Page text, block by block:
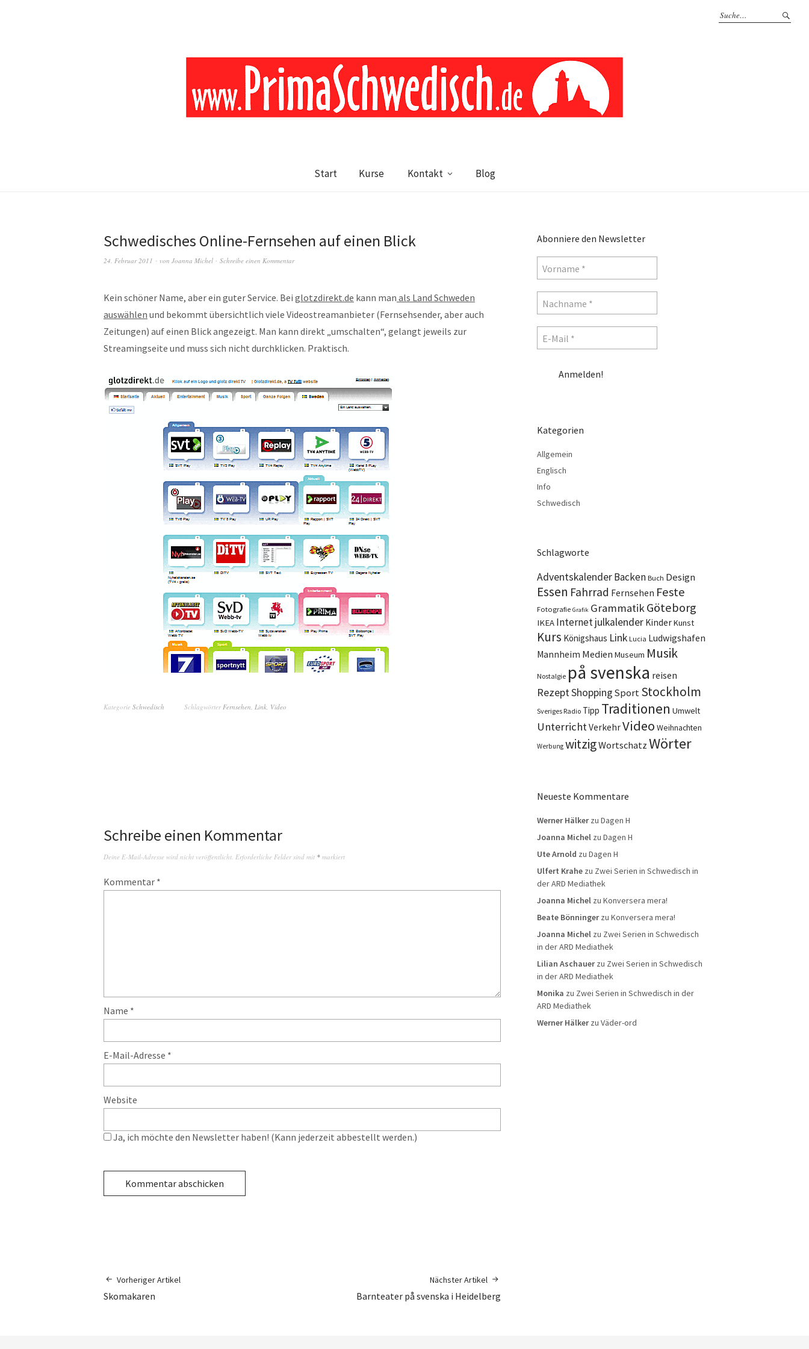
Start Kurse Kontakt Blog
Schwedisches Online-Fernsehen auf einen Blick
24. Februar 2011 von Joanna Michel Schreibe einen Kommentar
Kein schöner Name, aber ein guter Service. Bei glotzdirekt.de kann man als Land Schweden
auswählen und bekommt übersichtlich viele Videostreamanbieter (Fernsehsender, aber auch
Zeitungen) auf einen Blick angezeigt. Man kann direkt „umschalten“, gelangt jeweils zur
Streamingseite und muss sich nicht durchklicken. Praktisch.
Kategorie Schwedisch SchlagwörterFernsehen, Link, Video
Schreibe einen Kommentar
Deine E-Mail-Adresse wird nicht veröffentlicht. Erforderliche Felder sind mit * markiert
Kommentar *
Name *
E-Mail-Adresse *
Website
Ja, ich möchte den Newsletter haben! (Kann jederzeit abbestellt werden.)
Vorheriger Artikel
Skomakaren
Nächster Artikel
Barnteater på svenska i Heidelberg
Abonniere den Newsletter
Kategorien
Allgemein
Englisch
Info
Schwedisch
Schlagworte
AdventskalenderBacken Buch Design
Essen Fahrrad Fernsehen Feste
Fotografie Grafik GrammatikGöteborg
IKEA Internetjulkalender KinderKunst
Kurs Königshaus Link Lucia Ludwigshafen
Mannheim Medien Museum Musik
Nostalgie på svenska reisen
RezeptShopping Sport Stockholm
Sveriges Radio Tipp Traditionen Umwelt
UnterrichtVerkehrVideo Weihnachten
Werbung witzigWortschatz Wörter
Neueste Kommentare
Werner Hälkerzu Dagen H
Joanna Michel zu Dagen H
Ute Arnold zu Dagen H
Ulfert Krahe zu Zwei Serien in Schwedisch in
der ARD Mediathek
Joanna Michel zu Konversera mera!
Beate Bönningerzu Konversera mera!
Joanna Michel zu Zwei Serien in Schwedisch
in der ARD Mediathek
Lilian Aschauerzu Zwei Serien in Schwedisch
in der ARD Mediathek
Monika zu Zwei Serien in Schwedisch in der
ARD Mediathek
Werner Hälkerzu Väder-ord